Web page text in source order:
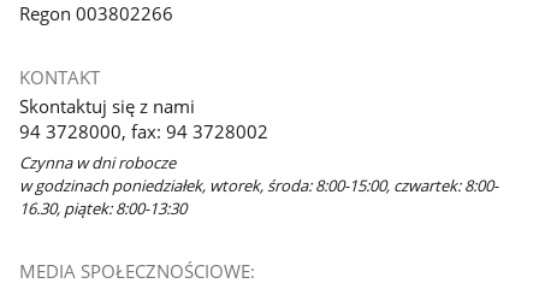
Regon 003802266
KONTAKT
Skontaktuj się z nami
94 3728000, fax: 94 3728002
Czynna w dni robocze
w godzinach poniedziałek, wtorek, środa: 8:00-15:00, czwartek: 8:00-
16.30, piątek: 8:00-13:30
MEDIA SPOŁECZNOŚCIOWE: